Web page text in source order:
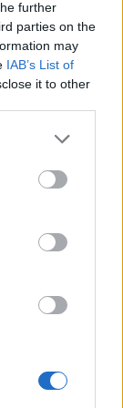
further
parties on the
may
IAB’s List of
it to other